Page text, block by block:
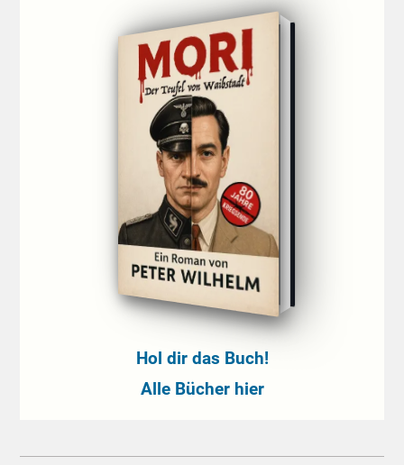
Hol dir das Buch!
Alle Bücher hier